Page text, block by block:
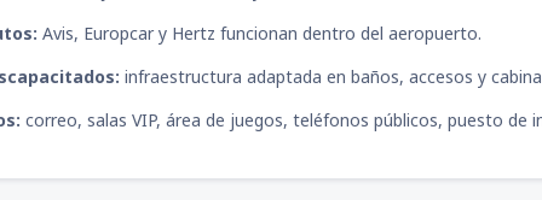
Avis, Europcar y Hertz funcionan dentro del aeropuerto.
infraestructura adaptada en baños, accesos y
correo, salas VIP, área de juegos, teléfonos públicos, puesto de